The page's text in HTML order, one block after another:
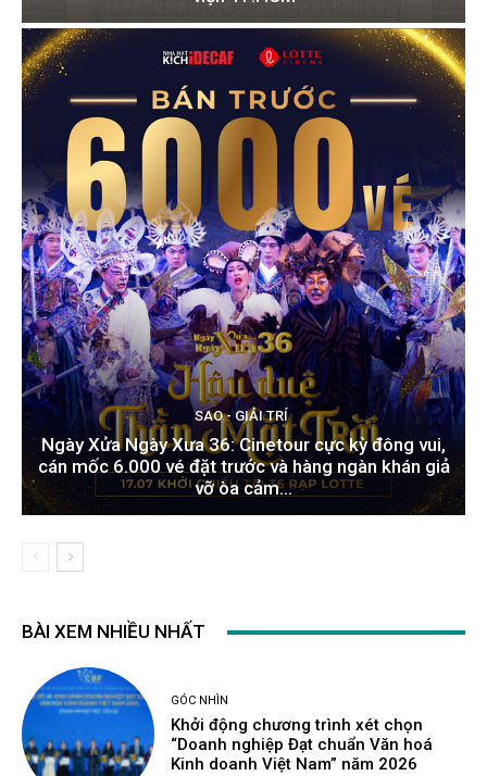
SAO - GIẢI TRÍ
Ngày Xửa Ngày Xưa 36: Cinetour cực kỳ đông vui,
cán mốc 6.000 vé đặt trước và hàng ngàn khán giả
vỡ òa cảm...
BÀI XEM NHIỀU NHẤT
GÓC NHÌN
Khởi động chương trình xét chọn
“Doanh nghiệp Đạt chuẩn Văn hoá
Kinh doanh Việt Nam” năm 2026